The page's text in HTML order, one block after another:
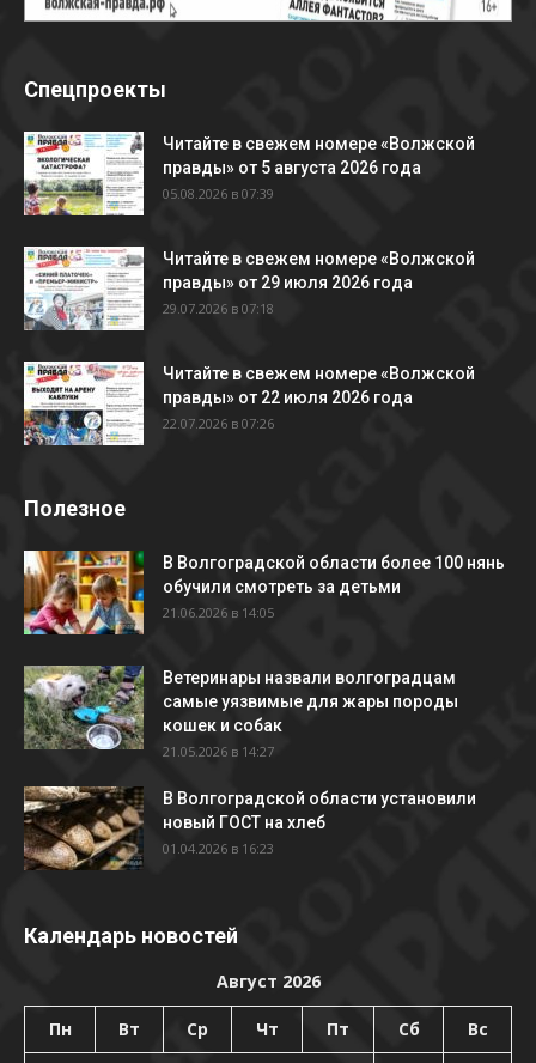
Спецпроекты
Читайте в свежем номере «Волжской
правды» от 5 августа 2026 года
05.08.2026 в 07:39
Читайте в свежем номере «Волжской
правды» от 29 июля 2026 года
29.07.2026 в 07:18
Читайте в свежем номере «Волжской
правды» от 22 июля 2026 года
22.07.2026 в 07:26
Полезное
В Волгоградской области более 100 нянь
обучили смотреть за детьми
21.06.2026 в 14:05
Ветеринары назвали волгоградцам
самые уязвимые для жары породы
кошек и собак
21.05.2026 в 14:27
В Волгоградской области установили
новый ГОСТ на хлеб
01.04.2026 в 16:23
Календарь новостей
Август 2026
Пн Вт Ср Чт Пт Сб Вс